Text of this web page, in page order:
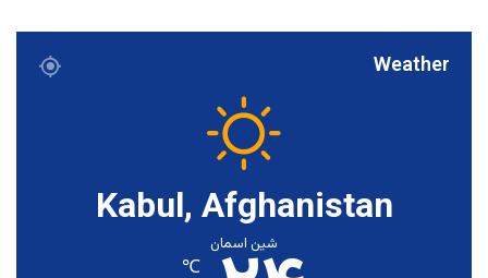
Weather
Kabul, Afghanistan
شین اسمان
℃